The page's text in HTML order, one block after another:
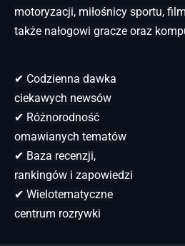
motoryzacji, miłośnicy sportu,
także nałogowi gracze oraz
✔ Codzienna dawka
ciekawych newsów
✔ Różnorodność
omawianych tematów
✔ Baza recenzji,
rankingów i zapowiedzi
✔ Wielotematyczne
centrum rozrywki